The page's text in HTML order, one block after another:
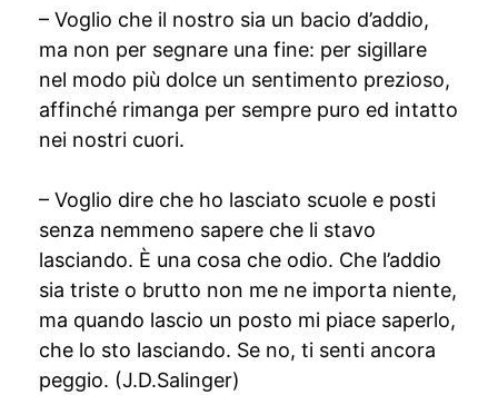
– Voglio che il nostro sia un bacio d’addio,
ma non per segnare una fine: per sigillare
nel modo più dolce un sentimento prezioso,
affinché rimanga per sempre puro ed intatto
nei nostri cuori.
– Voglio dire che ho lasciato scuole e posti
senza nemmeno sapere che li stavo
lasciando. È una cosa che odio. Che l’addio
sia triste o brutto non me ne importa niente,
ma quando lascio un posto mi piace saperlo,
che lo sto lasciando. Se no, ti senti ancora
peggio. (J.D.Salinger)